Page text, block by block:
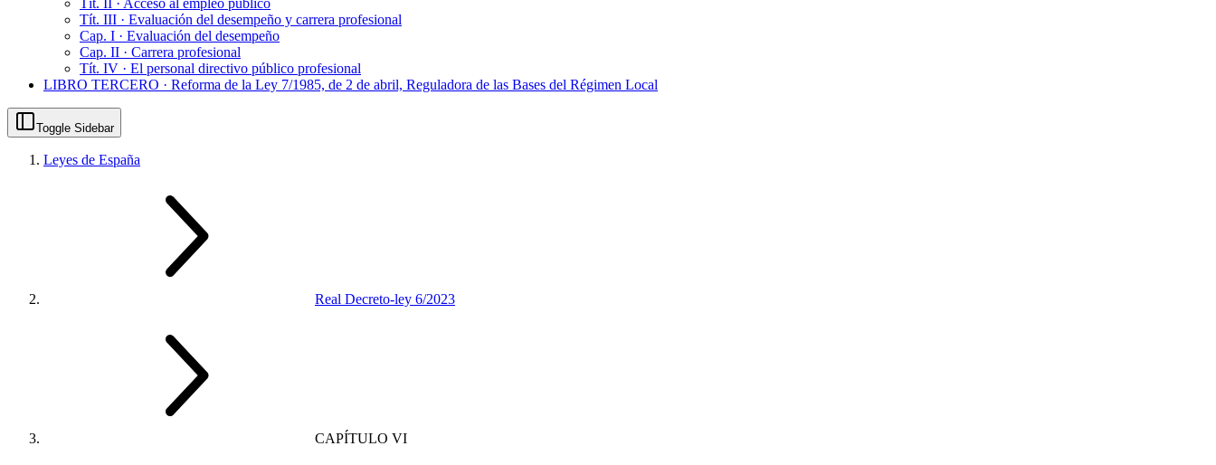
Tít. II · Acceso al empleo público
Tít. III · Evaluación del desempeño y carrera profesional
Cap. I · Evaluación del desempeño
Cap. II · Carrera profesional
Tít. IV · El personal directivo público profesional
LIBRO TERCERO · Reforma de la Ley 7/1985, de 2 de abril, Reguladora de las Bases del Régimen Local
Toggle Sidebar
Leyes de España
Real Decreto-ley 6/2023
CAPÍTULO VI